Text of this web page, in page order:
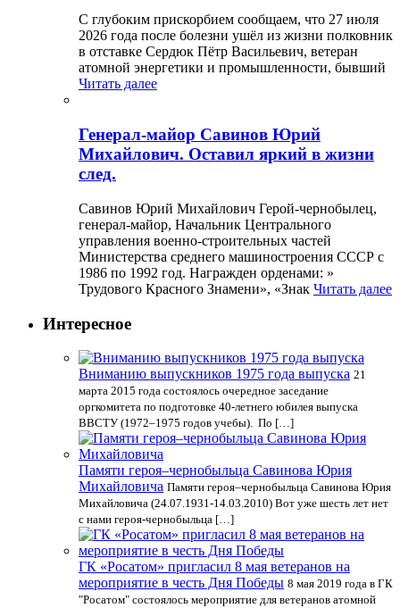
С глубоким прискорбием сообщаем, что 27 июля
2026 года после болезни ушёл из жизни полковник
в отставке Сердюк Пётр Васильевич, ветеран
атомной энергетики и промышленности, бывший
Читать далее
Генерал-майор Савинов Юрий
Михайлович. Оставил яркий в жизни
след.
Савинов Юрий Михайлович Герой-чернобылец,
генерал-майор, Начальник Центрального
управления военно-строительных частей
Министерства среднего машиностроения СССР с
1986 по 1992 год. Награжден орденами: »
Трудового Красного Знамени», «Знак Читать далее
Интересное
Вниманию выпускников 1975 года выпуска 21
марта 2015 года состоялось очередное заседание
оргкомитета по подготовке 40-летнего юбилея выпуска
ВВСТУ (1972–1975 годов учебы). По […]
Памяти героя–чернобыльца Савинова Юрия
Михайловича Памяти героя–чернобыльца Савинова Юрия
Михайловича (24.07.1931-14.03.2010) Вот уже шесть лет нет
с нами героя-чернобыльца […]
ГК «Росатом» пригласил 8 мая ветеранов на
мероприятие в честь Дня Победы 8 мая 2019 года в ГК
"Росатом" состоялось мероприятие для ветеранов атомной